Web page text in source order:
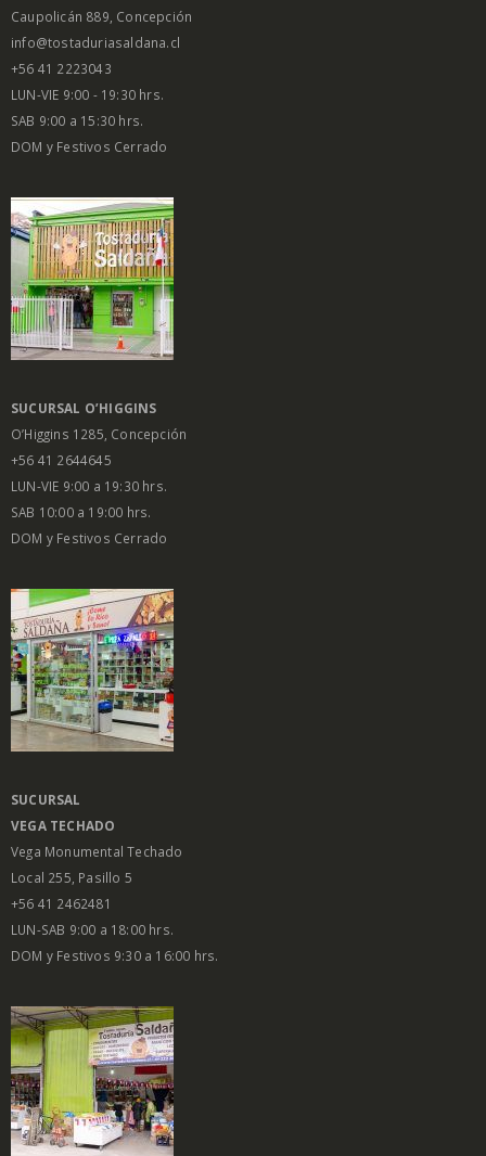
Caupolicán 889, Concepción
info@tostaduriasaldana.cl
+56 41 2223043
LUN-VIE 9:00 - 19:30 hrs.
SAB 9:00 a 15:30 hrs.
DOM y Festivos Cerrado
SUCURSAL O’HIGGINS
O’Higgins 1285, Concepción
+56 41 2644645
LUN-VIE 9:00 a 19:30 hrs.
SAB 10:00 a 19:00 hrs.
DOM y Festivos Cerrado
SUCURSAL
VEGA TECHADO
Vega Monumental Techado
Local 255, Pasillo 5
+56 41 2462481
LUN-SAB 9:00 a 18:00 hrs.
DOM y Festivos 9:30 a 16:00 hrs.